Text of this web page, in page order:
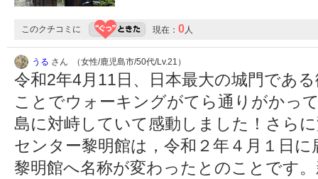
このクチコミに 現在： 0人
うる さん （女性/鹿児島市/50代/Lv.21）
令和2年4月11日、日本最大の城門であ
ことでウォーキングがてら通りがかっ
島に対峙していて感動しました！さら
センター黎明館は，令和２年４月１日
黎明館へ名称が変わったとのことです